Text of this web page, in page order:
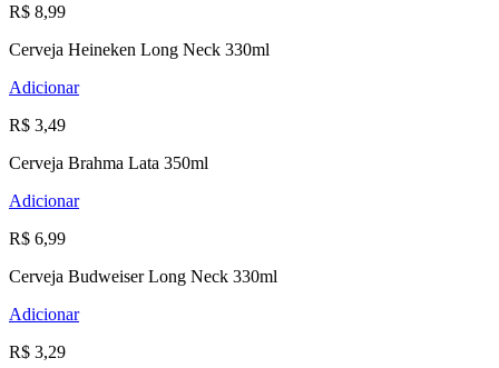
R$ 8,99
Cerveja Heineken Long Neck 330ml
Adicionar
R$ 3,49
Cerveja Brahma Lata 350ml
Adicionar
R$ 6,99
Cerveja Budweiser Long Neck 330ml
Adicionar
R$ 3,29